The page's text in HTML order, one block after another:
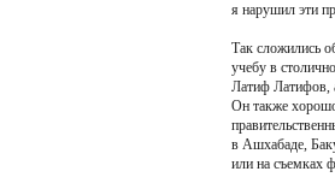
я нарушил эти
Так сложились
учебу в
Латиф Латифов,
Он также
в Ашхабаде,
или на съемках